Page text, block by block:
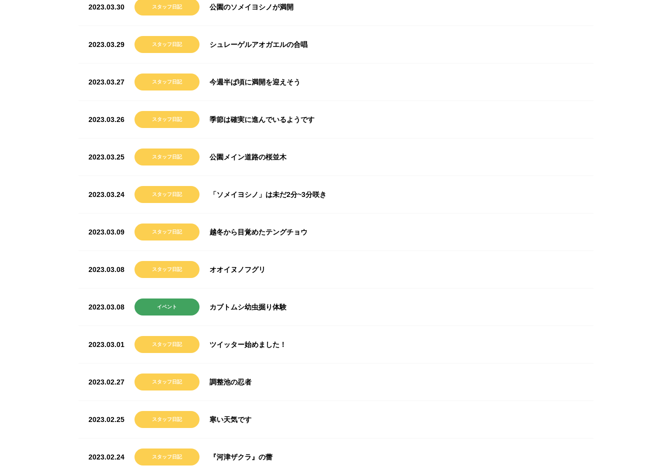
2023.03.30 スタッフ日記 公園のソメイヨシノが満開
2023.03.29 スタッフ日記 シュレーゲルアオガエルの合唱
2023.03.27 スタッフ日記 今週半ば頃に満開を迎えそう
2023.03.26 スタッフ日記 季節は確実に進んでいるようです
2023.03.25 スタッフ日記 公園メイン道路の桜並木
2023.03.24 スタッフ日記 「ソメイヨシノ」は未だ2分~3分咲き
2023.03.09 スタッフ日記 越冬から目覚めたテングチョウ
2023.03.08 スタッフ日記 オオイヌノフグリ
2023.03.08 イベント カブトムシ幼虫掘り体験
2023.03.01 スタッフ日記 ツイッター始めました！
2023.02.27 スタッフ日記 調整池の忍者
2023.02.25 スタッフ日記 寒い天気です
2023.02.24 スタッフ日記 『河津ザクラ』の蕾